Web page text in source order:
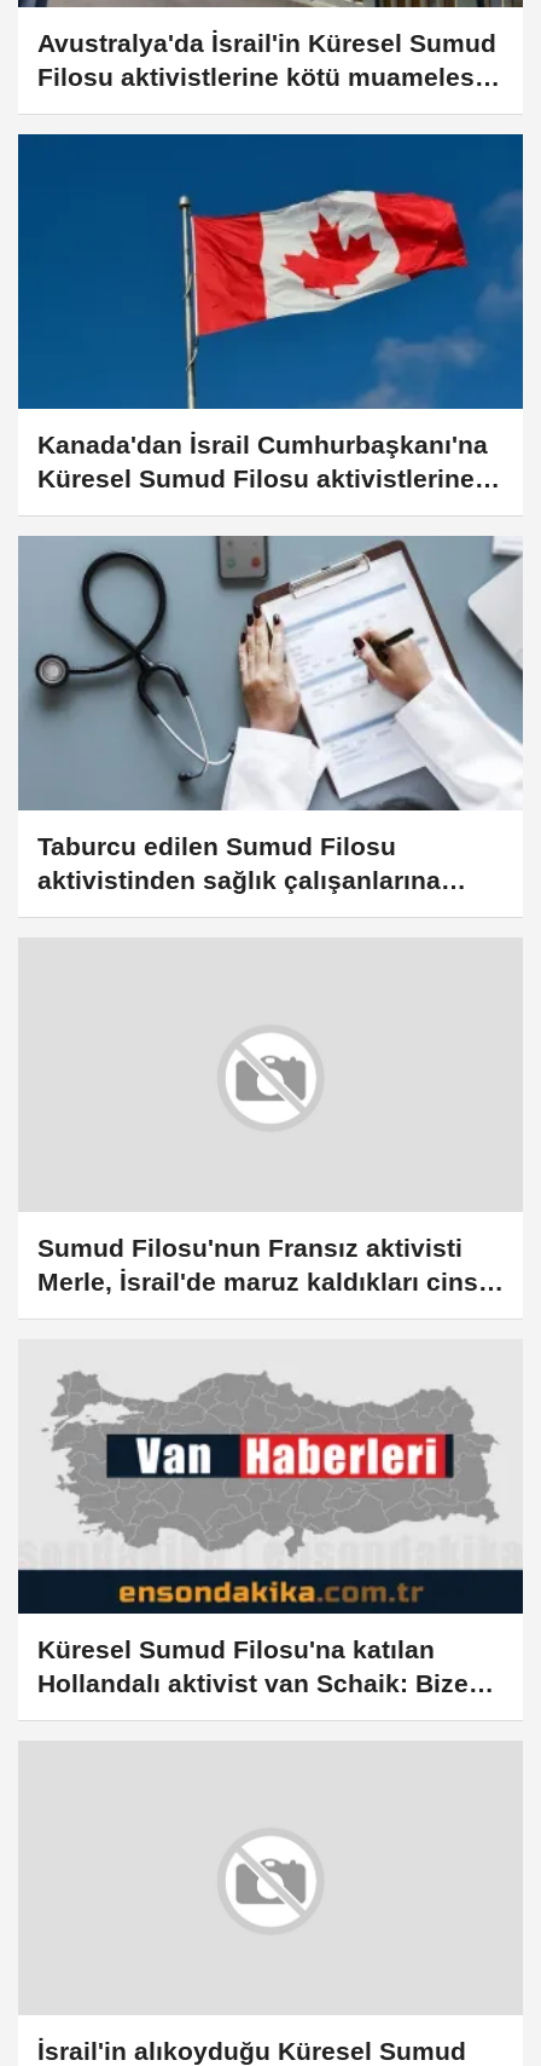
Avustralya'da İsrail'in Küresel Sumud
Filosu aktivistlerine kötü muamelesi
protesto edildi
Kanada'dan İsrail Cumhurbaşkanı'na
Küresel Sumud Filosu aktivistlerine
kötü muamele tepkisi
Taburcu edilen Sumud Filosu
aktivistinden sağlık çalışanlarına
teşekkür mektubu ve kefiye
Sumud Filosu'nun Fransız aktivisti
Merle, İsrail'de maruz kaldıkları cinsel
saldırıyı ve şiddeti anlattı:
Küresel Sumud Filosu'na katılan
Hollandalı aktivist van Schaik: Bize
plastik mermilerle ateş ettiler
İsrail'in alıkoyduğu Küresel Sumud